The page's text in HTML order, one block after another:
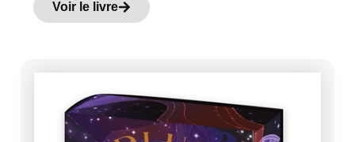
Voir le livre